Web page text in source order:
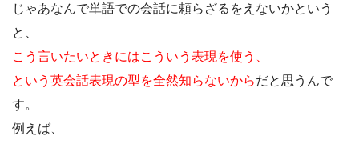
じゃあなんで単語での会話に頼らざるをえないかという
と、
こう言いたいときにはこういう表現を使う、
という英会話表現の型を全然知らないからだと思うんで
す。
例えば、